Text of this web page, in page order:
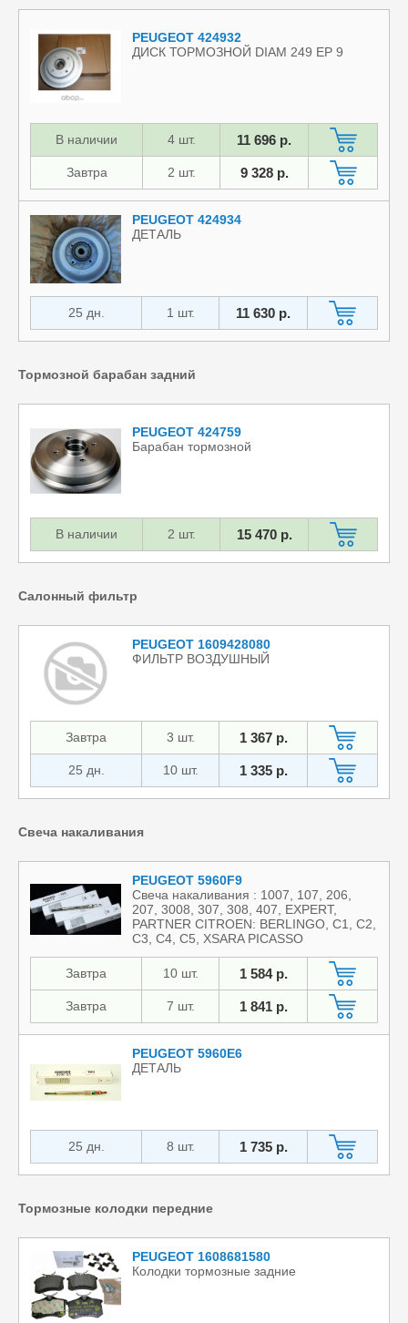
PEUGEOT 424932
ДИСК ТОРМОЗНОЙ DIAM 249 EP 9
В наличии 4 шт. 11 696 р.
Завтра 2 шт. 9 328 р.
PEUGEOT 424934
ДЕТАЛЬ
25 дн. 1 шт. 11 630 р.
Тормозной барабан задний
PEUGEOT 424759
Барабан тормозной
В наличии 2 шт. 15 470 р.
Салонный фильтр
PEUGEOT 1609428080
ФИЛЬТР ВОЗДУШНЫЙ
Завтра 3 шт. 1 367 р.
25 дн. 10 шт. 1 335 р.
Свеча накаливания
PEUGEOT 5960F9
Свеча накаливания : 1007, 107, 206,
207, 3008, 307, 308, 407, EXPERT,
PARTNER CITROEN: BERLINGO, C1, C2,
C3, C4, C5, XSARA PICASSO
Завтра 10 шт. 1 584 р.
Завтра 7 шт. 1 841 р.
PEUGEOT 5960E6
ДЕТАЛЬ
25 дн. 8 шт. 1 735 р.
Тормозные колодки передние
PEUGEOT 1608681580
Колодки тормозные задние